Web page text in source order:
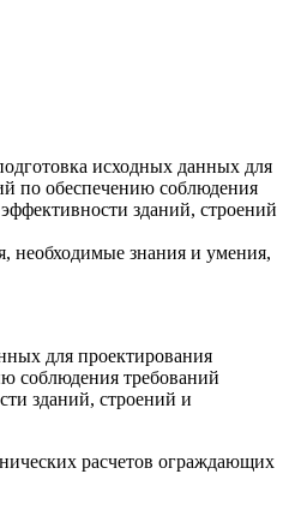
исходных данных для
по обеспечению соблюдения
зданий, строений
необходимые знания и умения,
для проектирования
соблюдения требований
зданий, строений и
расчетов ограждающих